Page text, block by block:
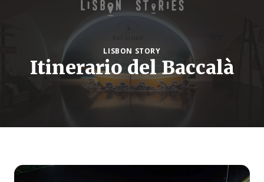
LISBON STORY
Itinerario del Baccalà